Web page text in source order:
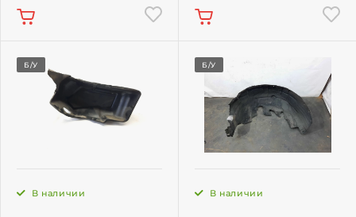
Б/У
В наличии
Б/У
В наличии